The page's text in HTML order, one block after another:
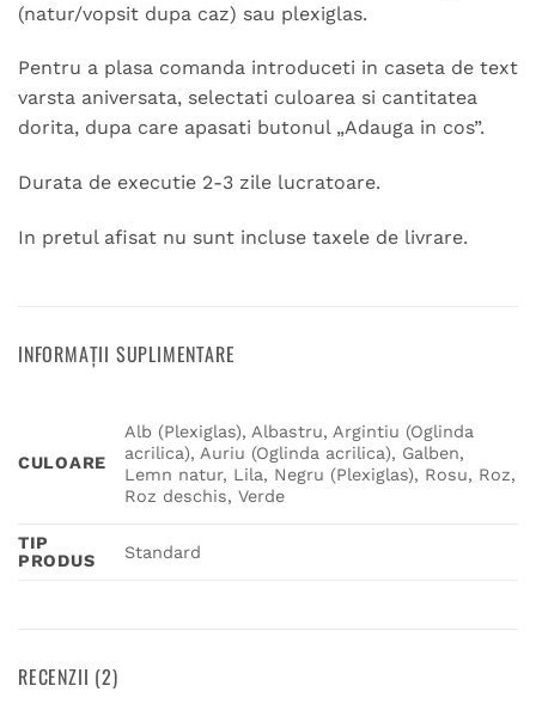
(natur/vopsit dupa caz) sau plexiglas.
Pentru a plasa comanda introduceti in caseta de text
varsta aniversata, selectati culoarea si cantitatea
dorita, dupa care apasati butonul „Adauga in cos”.
Durata de executie 2-3 zile lucratoare.
In pretul afisat nu sunt incluse taxele de livrare.
INFORMAȚII SUPLIMENTARE
CULOARE
Alb (Plexiglas), Albastru, Argintiu (Oglinda
acrilica), Auriu (Oglinda acrilica), Galben,
Lemn natur, Lila, Negru (Plexiglas), Rosu, Roz,
Roz deschis, Verde
TIP
PRODUS
Standard
RECENZII (2)